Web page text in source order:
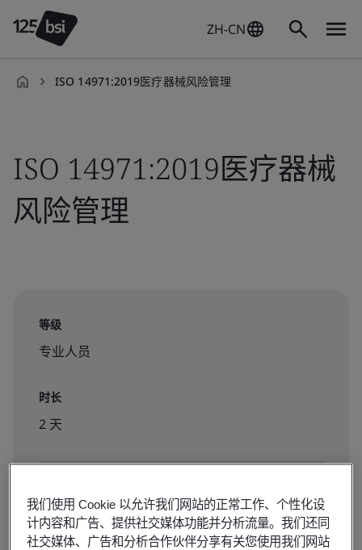
ZH-CN
ISO 14971:2019医疗器械风险管理
ISO 14971:2019医疗器械
风险管理
等级
专业人员
时长
2 天
可预订:
公共教室
我们使用 Cookie 以允许我们网站的正常工作、个性化设
计内容和广告、提供社交媒体功能并分析流量。我们还同
社交媒体、广告和分析合作伙伴分享有关您使用我们网站